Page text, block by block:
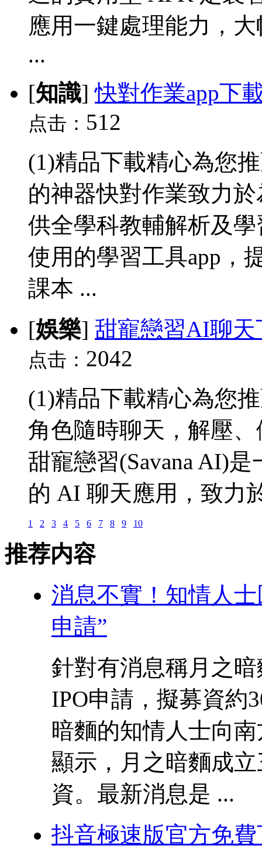
應用一鍵處理能力，
...
[知識]快對作業app下
点击： 512
(1)精品下載精心為您
的神器快對作業致力
供全學科教輔解析及
使用的學習工具app，
課本 ...
[娛樂] 甜寵戀習AI聊天
点击： 2042
(1)精品下載精心為您
角色隨時聊天，解壓
甜寵戀習(Savana AI)
的 AI 聊天應用，致力
1 2 3 4 5 6 7 8 9 10
推荐内容
消息不實！知情人
申請”
針對有消息稱月之
IPO申請，擬募資約
暗麵的知情人士向
顯示，月之暗麵成
資。最新消息是 ...
抖音極速版官方免